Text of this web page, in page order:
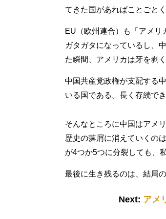
てきた国があればことごと
EU（欧州連合）も「アメリ
ガタガタになっているし、
た瞬間、アメリカは牙を剥
中国共産党政権が支配する
いる国である。長く存続で
そんなところに中国はアメ
歴史の藻屑に消えていくの
が4つか5つに分裂しても、
最後に生き残るのは、結局
Next: アメ